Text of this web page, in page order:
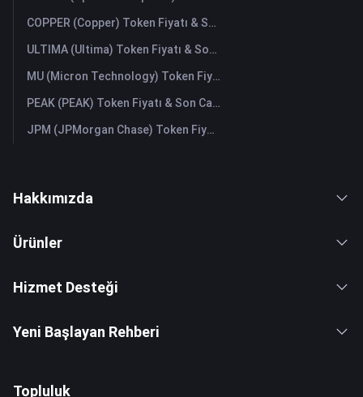
COPPER (Copper) Token Fiyatı & Son Canlı Grafik
ULTIMA (Ultima) Token Fiyatı & Son Canlı Grafik
MU (Micron Technology) Token Fiyatı & Son Canlı Grafik
PEAK (PEAK) Token Fiyatı & Son Canlı Grafik
JPM (JPMorgan Chase) Token Fiyatı & Son Canlı Grafik
Hakkımızda
Ürünler
Hizmet Desteği
Yeni Başlayan Rehberi
Topluluk